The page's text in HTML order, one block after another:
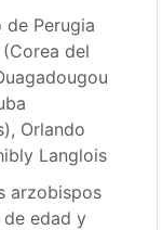
Perugia
del
Orlando
Langlois
arzobispos
de edad y